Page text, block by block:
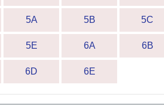
5A 5B 5C
5E 6A 6B
6D 6E